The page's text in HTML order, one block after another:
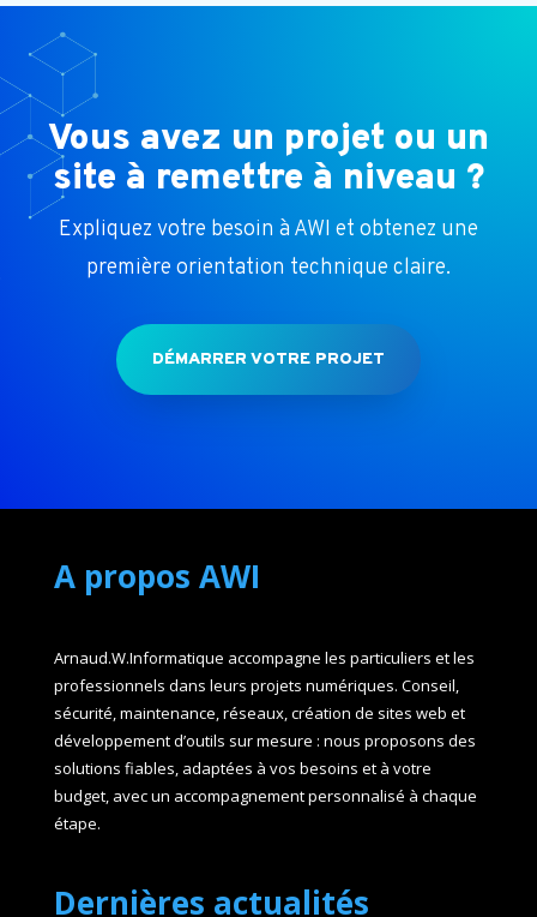
Vous avez un projet ou un
site à remettre à niveau ?
Expliquez votre besoin à AWI et obtenez une
première orientation technique claire.
DÉMARRER VOTRE PROJET
A propos AWI
Arnaud.W.Informatique accompagne les particuliers et les
professionnels dans leurs projets numériques. Conseil,
sécurité, maintenance, réseaux, création de sites web et
développement d’outils sur mesure : nous proposons des
solutions fiables, adaptées à vos besoins et à votre
budget, avec un accompagnement personnalisé à chaque
étape.
Dernières actualités